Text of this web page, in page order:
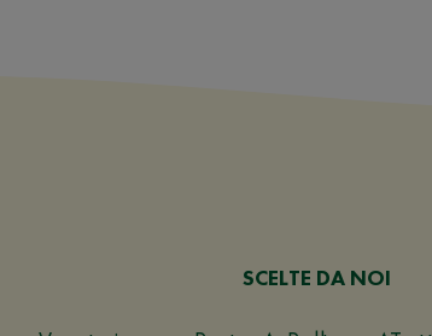
SCELTE DA NOI